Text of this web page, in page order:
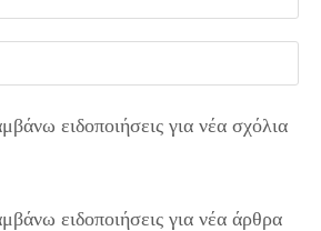
ειδοποιήσεις για νέα σχόλια
ειδοποιήσεις για νέα άρθρα